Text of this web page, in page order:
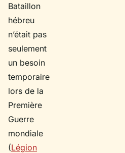
Bataillon
hébreu
n’était pas
seulement
un besoin
temporaire
lors de la
Première
Guerre
mondiale
(Légion